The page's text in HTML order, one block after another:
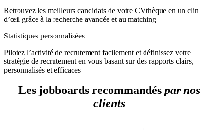
Retrouvez les meilleurs candidats de votre CVthèque en un clin
d’œil grâce à la recherche avancée et au matching
Statistiques personnalisées
Pilotez l’activité de recrutement facilement et définissez votre
stratégie de recrutement en vous basant sur des rapports clairs,
personnalisés et efficaces
Les jobboards recommandés par nos
clients